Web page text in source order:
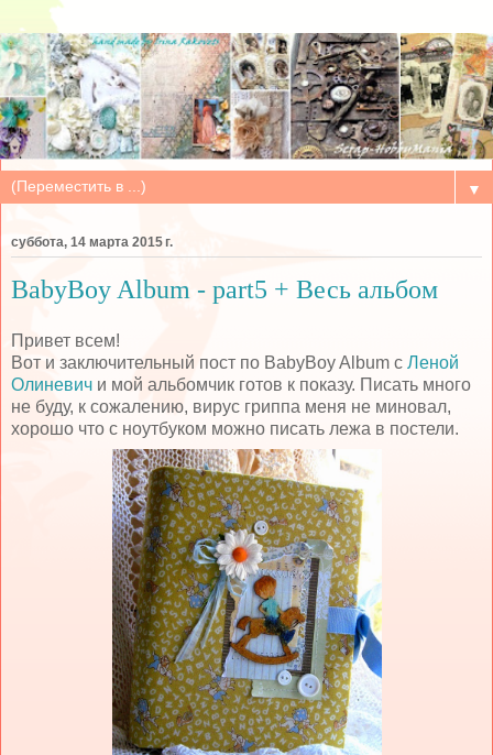
▼
суббота, 14 марта 2015 г.
BabyBoy Album - part5 + Весь альбом
Привет всем!
Вот и заключительный пост по BabyBoy Album с Леной
Олиневич и мой альбомчик готов к показу. Писать много
не буду, к сожалению, вирус гриппа меня не миновал,
хорошо что с ноутбуком можно писать лежа в постели.